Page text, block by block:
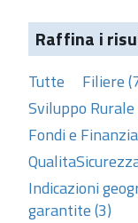
Raffina i
Tutte Filiere
Sviluppo Rurale
Fondi e
Indicazioni
garantite (3)